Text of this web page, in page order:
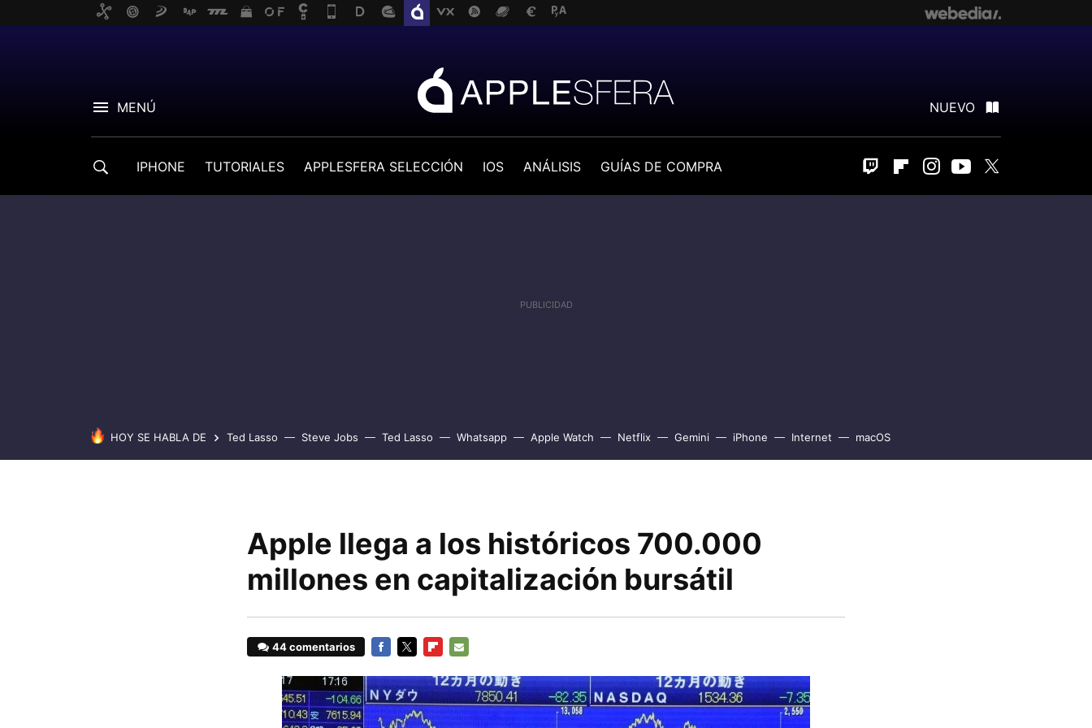
MENÚ NUEVO
IPHONE TUTORIALES APPLESFERA SELECCIÓN IOS ANÁLISIS GUÍAS DE COMPRA Twitch FlipboardInstagram
Youtube
HOY SE HABLA DE Ted Lasso Steve Jobs Ted Lasso Whatsapp Apple Watch Netflix Gemini iPhone Internet macOS
Apple llega a los históricos 700.000
millones en capitalización bursátil
44 comentarios
MAIL